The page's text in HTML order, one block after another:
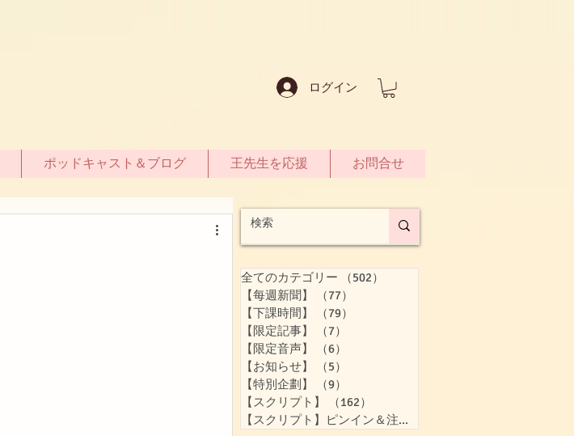
ログイン
ポッドキャスト＆ブログ 王先生を応援 お問合せ
全てのカテゴリー （502）
【每週新聞】
（77）
【下課時間】
（79）
【限定記事】
（7）
【限定音声】
（6）
【お知らせ】
（5）
【特別企劃】
（9）
【スクリプト】
（162）
【スクリプト】ピンイン＆注音付き